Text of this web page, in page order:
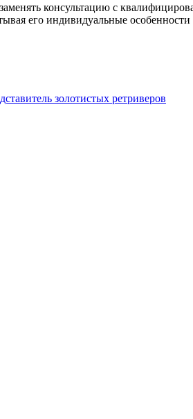
консультацию с
его индивидуальные особенности
золотистых ретриверов